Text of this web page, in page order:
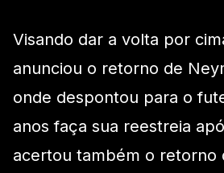
Visando dar a volta por
anunciou o retorno de
onde despontou para o
anos faça sua reestreia
acertou também o retorno